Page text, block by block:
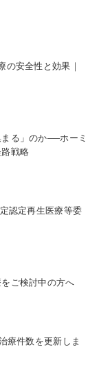
の安全性と効果｜
る」のか──ホーミ
戦略
認定再生医療等委
ご検討中の方へ
療件数を更新しま